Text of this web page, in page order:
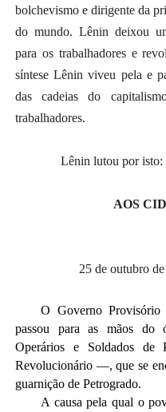
bolchevismo e dirigente da
do mundo. Lênin deixou
para os trabalhadores e
síntese Lênin viveu pela e
das cadeias do
trabalhadores.
Lênin lutou por isto:
AOS
25 de outubro
O Governo
passou para as mãos do
Operários e Soldados
Revolucionário —, que se
guarnição de Petrogrado.
A causa pela qual o